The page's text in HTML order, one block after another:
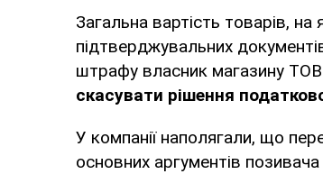
Загальна вартість товарів,
підтверджувальних
штрафу власник магазину
скасувати рішення
У компанії наполягали, що
основних аргументів позивача